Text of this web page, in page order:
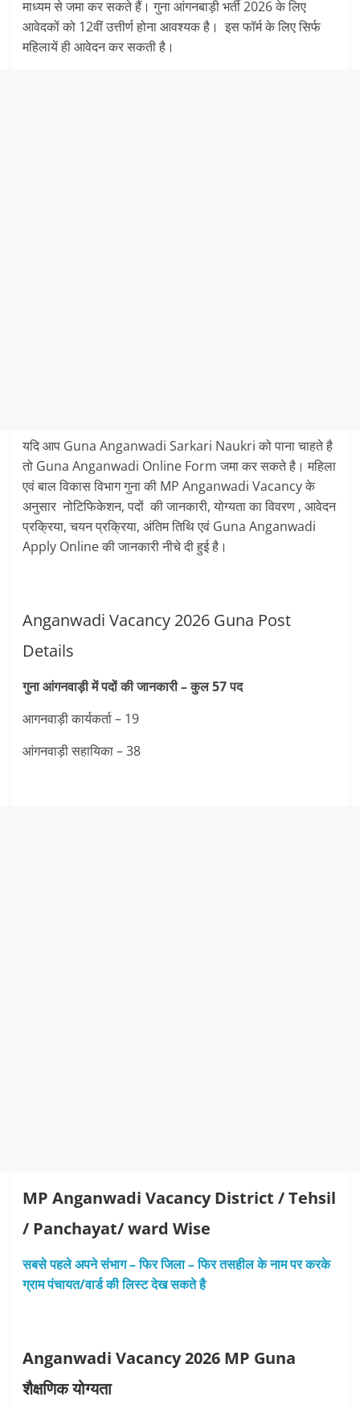
माध्यम से जमा कर सकते हैं। गुना आंगनबाड़ी भर्ती 2026 के लिए
आवेदकों को 12वीं उत्तीर्ण होना आवश्यक है। इस फॉर्म के लिए सिर्फ
महिलायें ही आवेदन कर सकती है।
यदि आप Guna Anganwadi Sarkari Naukri को पाना चाहते है
तो Guna Anganwadi Online Form जमा कर सकते है। महिला
एवं बाल विकास विभाग गुना की MP Anganwadi Vacancy के
अनुसार नोटिफिकेशन, पदों की जानकारी, योग्यता का विवरण , आवेदन
प्रक्रिया, चयन प्रक्रिया, अंतिम तिथि एवं Guna Anganwadi
Apply Online की जानकारी नीचे दी हुई है।
Anganwadi Vacancy 2026 Guna Post
Details
गुना आंगनवाड़ी में पदों की जानकारी – कुल 57 पद
आगनवाड़ी कार्यकर्ता – 19
आंगनवाड़ी सहायिका – 38
MP Anganwadi Vacancy District / Tehsil
/ Panchayat/ ward Wise
सबसे पहले अपने संंभाग – फिर जिला – फिर तसहील के नाम पर करके
ग्राम पंचायत/वार्ड की लिस्‍ट देख सकते है
Anganwadi Vacancy 2026 MP Guna
शैक्षणिक योग्यता